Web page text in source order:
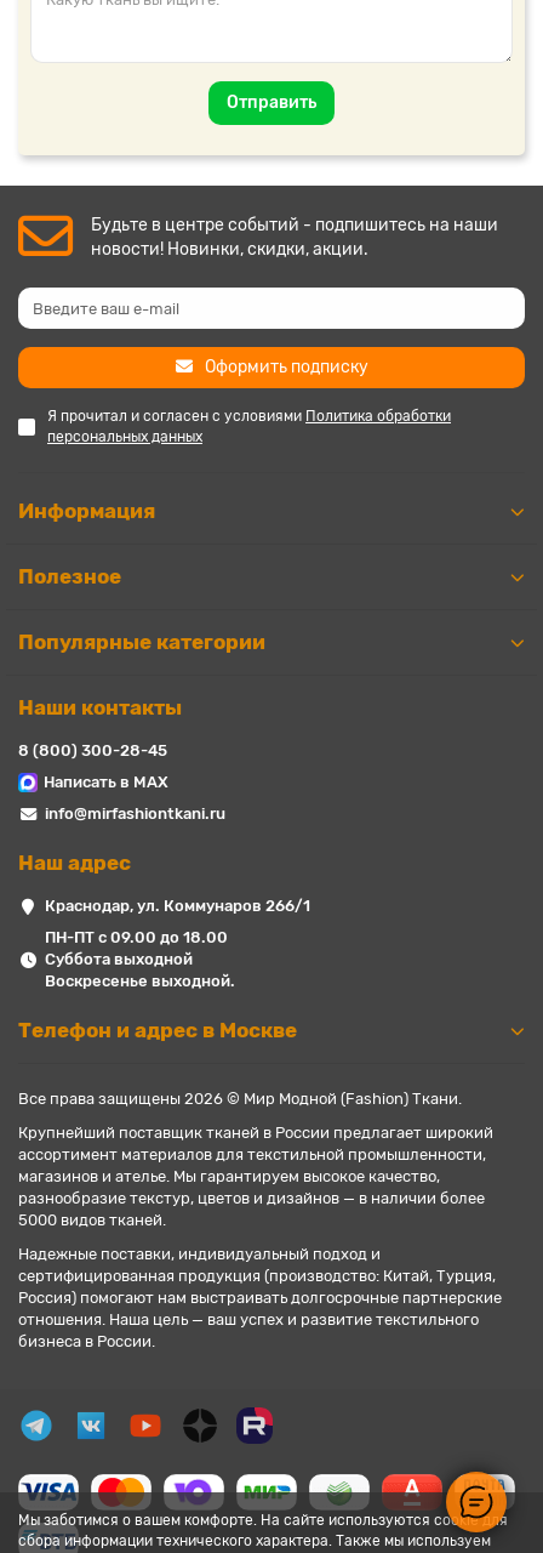
Отправить
Мы заботимся о вашем комфорте. На сайте используются cookie для
сбора информации технического характера. Также мы используем
Будьте в центре событий - подпишитесь на наши
новости! Новинки, скидки, акции.
Оформить подписку
Я прочитал и согласен с условиями Политика обработки
персональных данных
Информация
Полезное
Популярные категории
Наши контакты
8 (800) 300-28-45
Написать в MAX
info@mirfashiontkani.ru
Наш адрес
Краснодар, ул. Коммунаров 266/1
ПН-ПТ с 09.00 до 18.00
Суббота выходной
Воскресенье выходной.
Телефон и адрес в Москве
Все права защищены 2026 © Мир Модной (Fashion) Ткани.
Крупнейший поставщик тканей в России предлагает широкий
ассортимент материалов для текстильной промышленности,
магазинов и ателье. Мы гарантируем высокое качество,
разнообразие текстур, цветов и дизайнов — в наличии более
5000 видов тканей.
Надежные поставки, индивидуальный подход и
сертифицированная продукция (производство: Китай, Турция,
Россия) помогают нам выстраивать долгосрочные партнерские
отношения. Наша цель — ваш успех и развитие текстильного
бизнеса в России.